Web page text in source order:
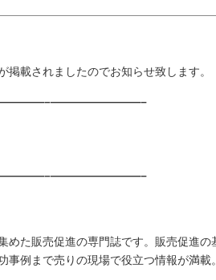
載されましたのでお知らせ致します。
めた販売促進の専門誌です。販売促進の
事例まで売りの現場で役立つ情報が満載